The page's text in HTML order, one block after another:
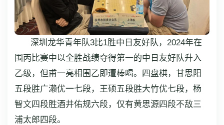
深圳龙华青年队3比1胜中日友好队，2024年在
围丙比赛中以全胜战绩夺得第一的中日友好队升入
乙级，但甫一亮相围乙即遭棒喝。四盘棋，甘思阳
五段胜广濑优一七段，王硕五段胜大竹优七段，杨
智文四段胜酒井佑规六段，仅有黄思源四段不敌三
浦太郎四段。